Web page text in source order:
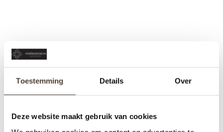
Toestemming Details Over
Deze website maakt gebruik van cookies